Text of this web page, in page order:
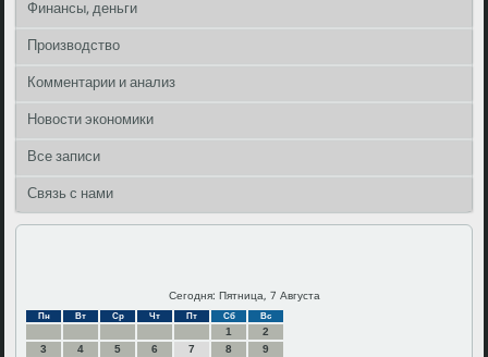
Финансы, деньги
Производство
Комментарии и анализ
Новости экономики
Все записи
Связь с нами
Сегодня: Пятница, 7 Августа
Пн Вт Ср Чт Пт Сб Вс
1
2
3
4 5 6 7 8
9